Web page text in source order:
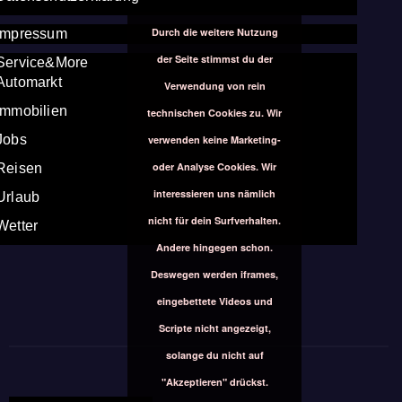
Durch die weitere Nutzung
der Seite stimmst du der
Verwendung von rein
technischen Cookies zu. Wir
verwenden keine Marketing-
oder Analyse Cookies. Wir
interessieren uns nämlich
nicht für dein Surfverhalten.
Andere hingegen schon.
Deswegen werden iframes,
eingebettete Videos und
Scripte nicht angezeigt,
solange du nicht auf
"Akzeptieren" drückst.